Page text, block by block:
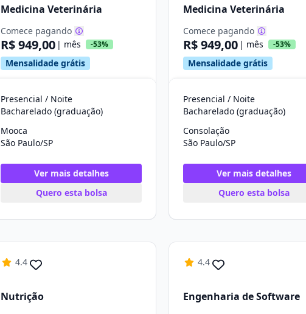
Medicina Veterinária
Comece pagando
R$ 949,00 | mês -53%
Mensalidade grátis
Presencial / Noite
Bacharelado (graduação)
Mooca
São Paulo/SP
Ver mais detalhes
Quero esta bolsa
Medicina Veterinária
Comece pagando
R$ 949,00 | mês -53%
Mensalidade grátis
Presencial / Noite
Bacharelado (graduação)
Consolação
São Paulo/SP
Ver mais detalhes
Quero esta bolsa
4.4
Nutrição
4.4
Engenharia de Software